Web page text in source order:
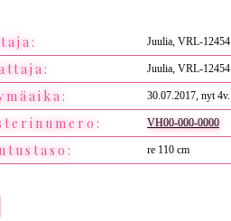
Juulia, VRL-12454
Juulia, VRL-12454
30.07.2017, nyt 4v.
VH00-000-0000
re 110 cm